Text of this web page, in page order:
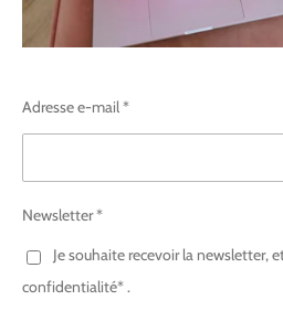
Adresse e-mail *
Newsletter *
Je souhaite recevoir la newsletter,
confidentialité* .